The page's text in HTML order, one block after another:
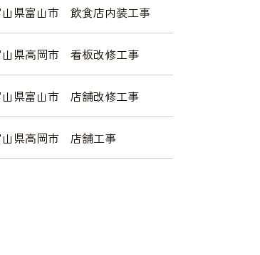
山県富山市 飲食店内装工事
山県高岡市 看板改修工事
山県富山市 店舗改修工事
山県高岡市 店舗工事